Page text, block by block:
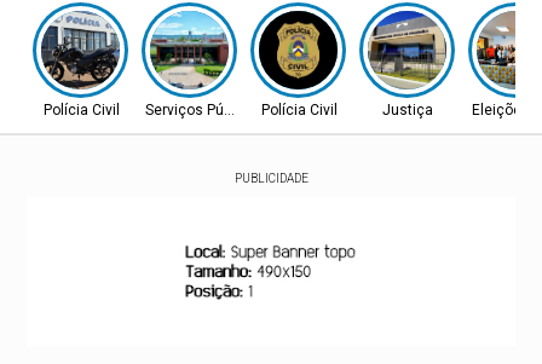
Polícia Civil Serviços PúblicosPolícia Civil Justiça Eleições
PUBLICIDADE